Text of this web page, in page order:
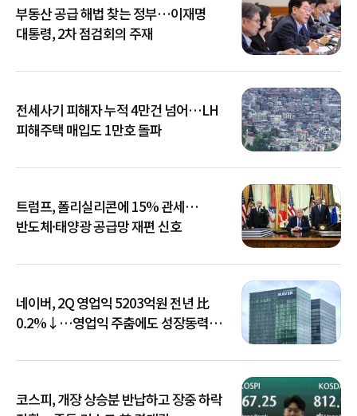
부동산 공급 해법 찾는 정부…이재명
대통령, 2차 점검회의 주재
전세사기 피해자 누적 4만건 넘어…LH
피해주택 매입도 1만호 돌파
트럼프, 폴리실리콘에 15% 관세…
반도체·태양광 공급망 재편 신호
네이버, 2Q 영업익 5203억원 전년 比
0.2%↓…영업익 주춤에도 성장동력
코스피, 개장 상승분 반납하고 장중 하락